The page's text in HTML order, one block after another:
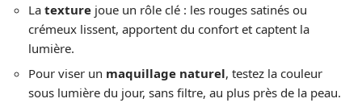
La texture joue un rôle clé : les rouges satinés ou
crémeux lissent, apportent du confort et captent la
lumière.
Pour viser un maquillage naturel, testez la couleur
sous lumière du jour, sans filtre, au plus près de la peau.